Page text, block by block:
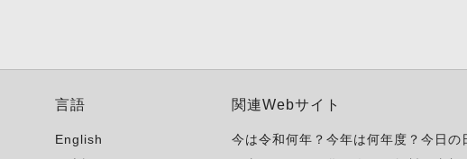
言語
English
関連Webサイト
今は令和何年？今年は何年度？今日の